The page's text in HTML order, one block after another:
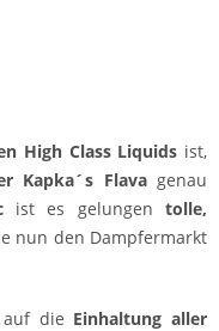
High Class Liquids ist,
Kapka´s Flavagenau
ist es gelungen tolle,
nun den Dampfermarkt
auf die Einhaltung aller